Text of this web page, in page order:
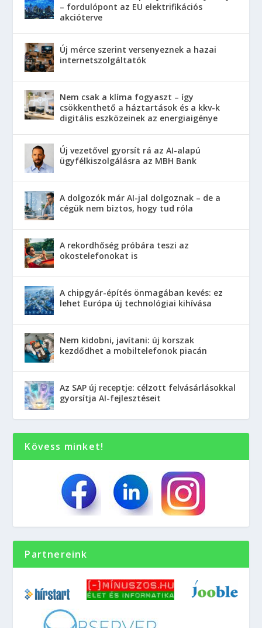
– fordulópont az EU elektrifikációs
akcióterve
Új mérce szerint versenyeznek a hazai
internetszolgáltatók
Nem csak a klíma fogyaszt – így
csökkenthető a háztartások és a kkv-k
digitális eszközeinek az energiaigénye
Új vezetővel gyorsít rá az AI-alapú
ügyfélkiszolgálásra az MBH Bank
A dolgozók már AI-jal dolgoznak – de a
cégük nem biztos, hogy tud róla
A rekordhőség próbára teszi az
okostelefonokat is
A chipgyár-építés önmagában kevés: ez
lehet Európa új technológiai kihívása
Nem kidobni, javítani: új korszak
kezdődhet a mobiltelefonok piacán
Az SAP új receptje: célzott felvásárlásokkal
gyorsítja AI-fejlesztéseit
Kövess minket!
Partnereink